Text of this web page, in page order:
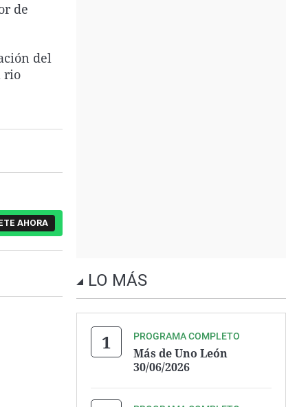
de
del
rio
AHORA
LO MÁS
PROGRAMA COMPLETO
Más de Uno León
30/06/2026